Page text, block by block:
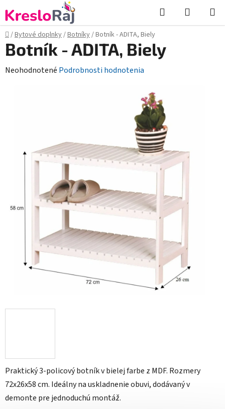
na
obsah
Hľadať
KOŠÍK
Domov
/Bytové doplnky/Botníky/Botník - ADITA, Biely
Praktický 3-policový botník v bielej farbe z MDF. Rozmery
72x26x58 cm. Ideálny na uskladnenie obuvi, dodávaný v
demonte pre jednoduchú montáž.
Botník - ADITA, Biely
Priemerné
hviezdičiek.
Neohodnotené Podrobnosti hodnotenia